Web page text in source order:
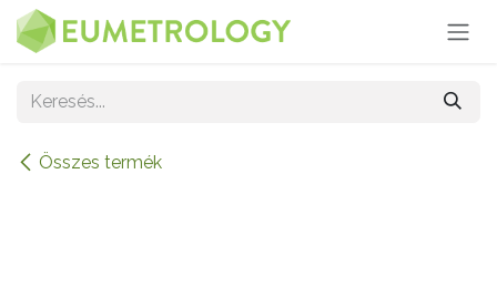
Kihagyás és továbblépés a tartalomhoz
Összes termék